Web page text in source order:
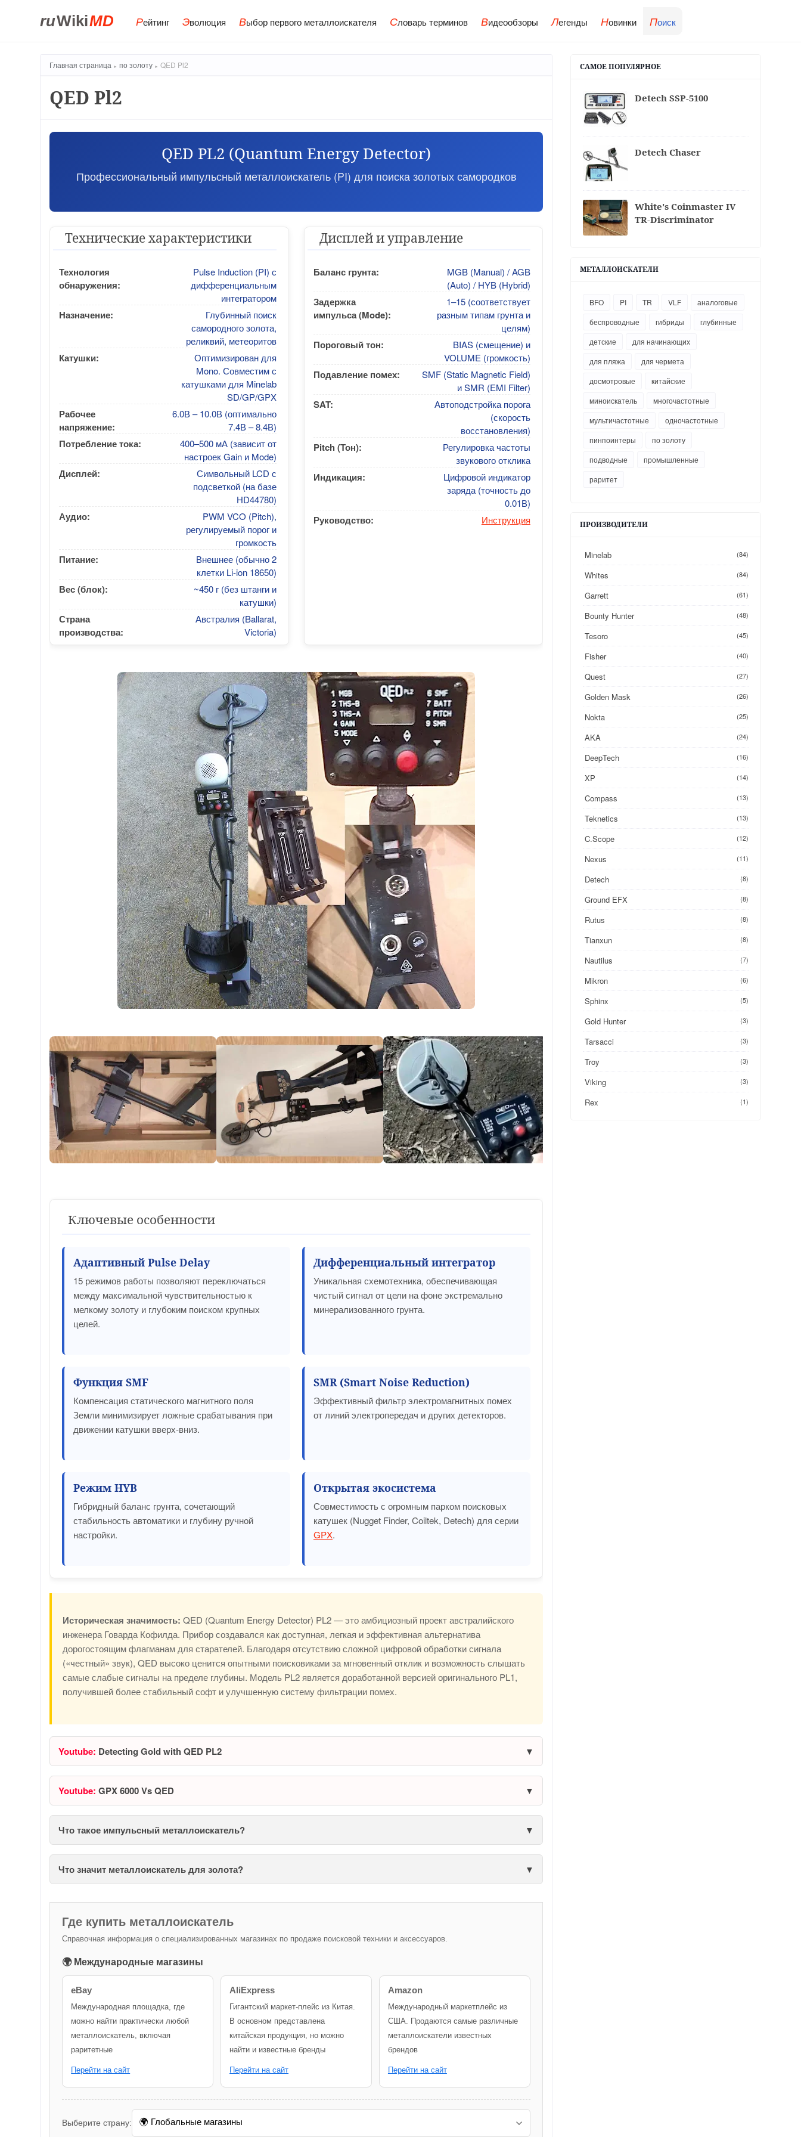
ruWikiMD Рейтинг Эволюция Выбор первого металлоискателя Словарь терминов Видеообзоры Легенды Новинки Поиск
Главная страница по золоту QED Pl2
QED Pl2
QED PL2 (Quantum Energy Detector)
Профессиональный импульсный металлоискатель (PI) для поиска золотых самородков
Технические характеристики
Технология
обнаружения:
Pulse Induction (PI) с
дифференциальным
интегратором
Назначение:
Глубинный поиск
самородного золота,
реликвий, метеоритов
Катушки:
Оптимизирован для
Mono. Совместим с
катушками для Minelab
SD/GP/GPX
Рабочее
напряжение:
6.0В – 10.0В (оптимально
7.4В – 8.4В)
Потребление тока:
400–500 мА (зависит от
настроек Gain и Mode)
Дисплей:
Символьный LCD с
подсветкой (на базе
HD44780)
Аудио:
PWM VCO (Pitch),
регулируемый порог и
громкость
Питание:
Внешнее (обычно 2
клетки Li-ion 18650)
Вес (блок):
~450 г (без штанги и
катушки)
Страна
производства:
Австралия (Ballarat,
Victoria)
Дисплей и управление
Баланс грунта:
MGB (Manual) / AGB
(Auto) / HYB (Hybrid)
Задержка
импульса (Mode):
1–15 (соответствует
разным типам грунта и
целям)
Пороговый тон:
BIAS (смещение) и
VOLUME (громкость)
Подавление помех:
SMF (Static Magnetic Field)
и SMR (EMI Filter)
SAT:
Автоподстройка порога
(скорость
восстановления)
Pitch (Тон):
Регулировка частоты
звукового отклика
Индикация:
Цифровой индикатор
заряда (точность до
0.01В)
Руководство: Инструкция
Ключевые особенности
Адаптивный Pulse Delay
15 режимов работы позволяют переключаться
между максимальной чувствительностью к
мелкому золоту и глубоким поиском крупных
целей.
Дифференциальный интегратор
Уникальная схемотехника, обеспечивающая
чистый сигнал от цели на фоне экстремально
минерализованного грунта.
Функция SMF
Компенсация статического магнитного поля
Земли минимизирует ложные срабатывания при
движении катушки вверх-вниз.
SMR (Smart Noise Reduction)
Эффективный фильтр электромагнитных помех
от линий электропередач и других детекторов.
Режим HYB
Гибридный баланс грунта, сочетающий
стабильность автоматики и глубину ручной
настройки.
Открытая экосистема
Совместимость с огромным парком поисковых
катушек (Nugget Finder, Coiltek, Detech) для серии
GPX.
Историческая значимость: QED (Quantum Energy Detector) PL2 — это амбициозный проект австралийского
инженера Говарда Кофилда. Прибор создавался как доступная, легкая и эффективная альтернатива
дорогостоящим флагманам для старателей. Благодаря отсутствию сложной цифровой обработки сигнала
(«честный» звук), QED высоко ценится опытными поисковиками за мгновенный отклик и возможность слышать
самые слабые сигналы на пределе глубины. Модель PL2 является доработанной версией оригинального PL1,
получившей более стабильный софт и улучшенную систему фильтрации помех.
Youtube: Detecting Gold with QED PL2
Youtube: GPX 6000 Vs QED
Что такое импульсный металлоискатель?
Что значит металлоискатель для золота?
Где купить металлоискатель
Справочная информация о специализированных магазинах по продаже поисковой техники и аксессуаров.
🌍 Международные магазины
eBay
Международная площадка, где
можно найти практически любой
металлоискатель, включая
раритетные
Перейти на сайт
AliExpress
Гигантский маркет-плейс из Китая.
В основном представлена
китайская продукция, но можно
найти и известные бренды
Перейти на сайт
Amazon
Международный маркетплейс из
США. Продаются самые различные
металлоискатели известных
брендов
Перейти на сайт
Выберите страну:
САМОЕ ПОПУЛЯРНОЕ
Detech SSP-5100
Detech Chaser
White's Coinmaster IV
TR-Discriminator
МЕТАЛЛОИСКАТЕЛИ
BFO PI TR VLF
аналоговые
беспроводные
гибриды
глубинные
детские
для начинающих
для пляжа
для чермета
досмотровые
китайские
миноискатель
многочастотные
мультичастотные
одночастотные
пинпоинтеры
по золоту
подводные
промышленные
раритет
ПРОИЗВОДИТЕЛИ
Minelab (84)
Whites (84)
Garrett (61)
Bounty Hunter (48)
Tesoro (45)
Fisher (40)
Quest (27)
Golden Mask (26)
Nokta (25)
AKA (24)
DeepTech (16)
XP (14)
Compass (13)
Teknetics (13)
C.Scope (12)
Nexus (11)
Detech (8)
Ground EFX (8)
Rutus (8)
Tianxun (8)
Nautilus (7)
Mikron (6)
Sphinx (5)
Gold Hunter (3)
Tarsacci (3)
Troy (3)
Viking (3)
Rex (1)